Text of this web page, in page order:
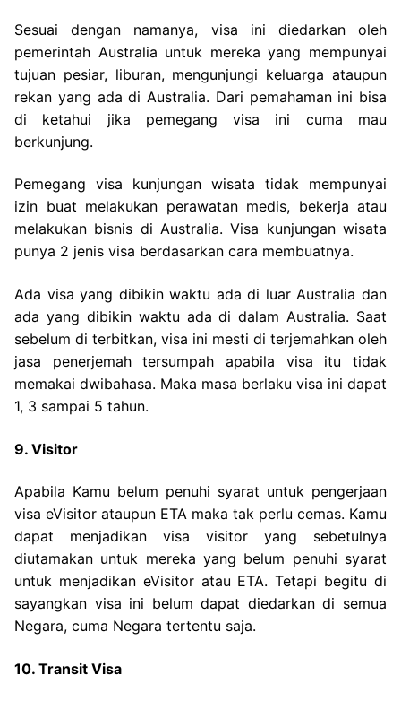
Sesuai dengan namanya, visa ini diedarkan oleh
pemerintah Australia untuk mereka yang mempunyai
tujuan pesiar, liburan, mengunjungi keluarga ataupun
rekan yang ada di Australia. Dari pemahaman ini bisa
di ketahui jika pemegang visa ini cuma mau
berkunjung.
Pemegang visa kunjungan wisata tidak mempunyai
izin buat melakukan perawatan medis, bekerja atau
melakukan bisnis di Australia. Visa kunjungan wisata
punya 2 jenis visa berdasarkan cara membuatnya.
Ada visa yang dibikin waktu ada di luar Australia dan
ada yang dibikin waktu ada di dalam Australia. Saat
sebelum di terbitkan, visa ini mesti di terjemahkan oleh
jasa penerjemah tersumpah apabila visa itu tidak
memakai dwibahasa. Maka masa berlaku visa ini dapat
1, 3 sampai 5 tahun.
9. Visitor
Apabila Kamu belum penuhi syarat untuk pengerjaan
visa eVisitor ataupun ETA maka tak perlu cemas. Kamu
dapat menjadikan visa visitor yang sebetulnya
diutamakan untuk mereka yang belum penuhi syarat
untuk menjadikan eVisitor atau ETA. Tetapi begitu di
sayangkan visa ini belum dapat diedarkan di semua
Negara, cuma Negara tertentu saja.
10. Transit Visa